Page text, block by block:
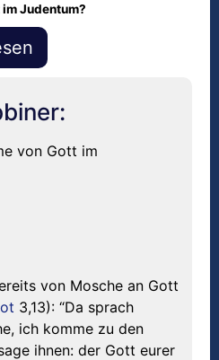
Judentum?
von Gott im
von Mosche an Gott
3,13): “Da sprach
ich komme zu den
ihnen: der Gott eurer